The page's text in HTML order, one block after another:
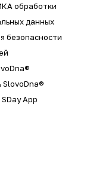
обработки
данных
безопасности
SlovoDna®
App